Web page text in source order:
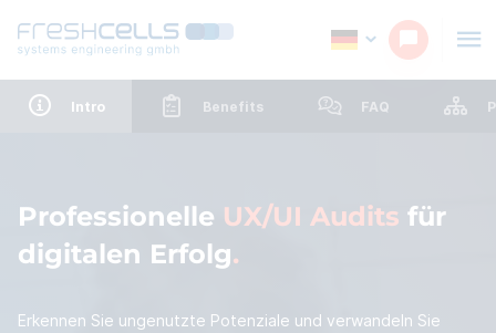
Intro Benefits FAQ
Professionelle UX/UI Audits für
digitalen Erfolg
Erkennen Sie ungenutzte Potenziale und verwandeln Sie